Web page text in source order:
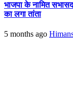
भाजपा के नामित
का लगा तांता
5 months ago